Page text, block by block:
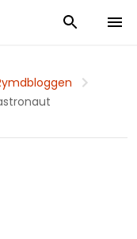
Visa och dölj
Visa